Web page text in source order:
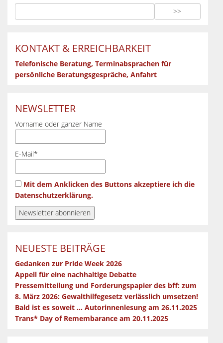
KONTAKT & ERREICHBARKEIT
Telefonische Beratung, Terminabsprachen für
persönliche Beratungsgespräche, Anfahrt
NEWSLETTER
Vorname oder ganzer Name
E-Mail*
Mit dem Anklicken des Buttons akzeptiere ich die
Datenschutzerklärung.
NEUESTE BEITRÄGE
Gedanken zur Pride Week 2026
Appell für eine nachhaltige Debatte
Pressemitteilung und Forderungspapier des bff: zum
8. März 2026: Gewalthilfegesetz verlässlich umsetzen!
Bald ist es soweit … Autorinnenlesung am 26.11.2025
Trans* Day of Remembarance am 20.11.2025